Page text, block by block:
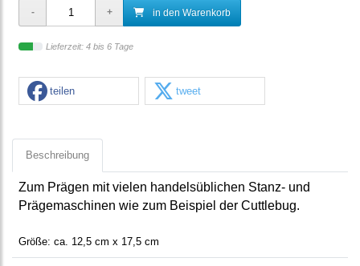
in den Warenkorb
Lieferzeit: 4 bis 6 Tage
teilen tweet
Beschreibung
Zum Prägen mit vielen handelsüblichen Stanz- und
Prägemaschinen wie zum Beispiel der Cuttlebug.
Größe: ca. 12,5 cm x 17,5 cm